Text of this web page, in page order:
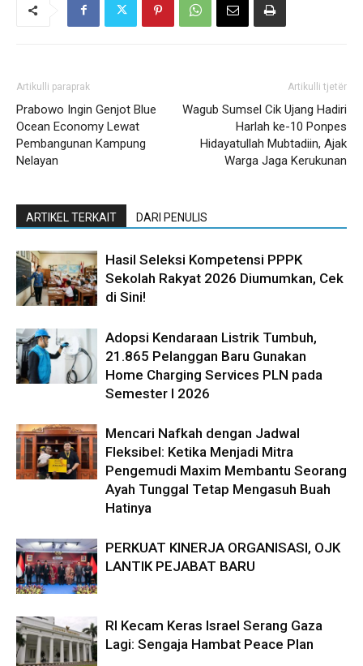
Artikulli paraprak
Prabowo Ingin Genjot Blue
Ocean Economy Lewat
Pembangunan Kampung
Nelayan
Artikulli tjetër
Wagub Sumsel Cik Ujang Hadiri
Harlah ke-10 Ponpes
Hidayatullah Mubtadiin, Ajak
Warga Jaga Kerukunan
ARTIKEL TERKAIT DARI PENULIS
Hasil Seleksi Kompetensi PPPK
Sekolah Rakyat 2026 Diumumkan, Cek
di Sini!
Adopsi Kendaraan Listrik Tumbuh,
21.865 Pelanggan Baru Gunakan
Home Charging Services PLN pada
Semester I 2026
Mencari Nafkah dengan Jadwal
Fleksibel: Ketika Menjadi Mitra
Pengemudi Maxim Membantu Seorang
Ayah Tunggal Tetap Mengasuh Buah
Hatinya
PERKUAT KINERJA ORGANISASI, OJK
LANTIK PEJABAT BARU
RI Kecam Keras Israel Serang Gaza
Lagi: Sengaja Hambat Peace Plan